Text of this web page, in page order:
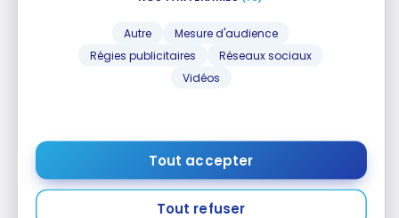
Autre
Mesure d'audience
Régies publicitaires
Réseaux sociaux
Vidéos
Tout accepter
Tout refuser
déjeuner très varié, joli décoration, un endroit
agréable pour commencer sa journée ou se
reposer durant le jour ou en début de soirée.